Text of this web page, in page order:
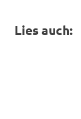
Lies auch: